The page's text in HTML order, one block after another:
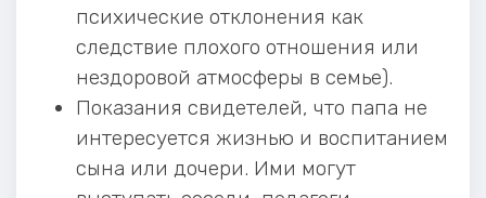
психические отклонения как
следствие плохого отношения или
нездоровой атмосферы в семье).
Показания свидетелей, что папа не
интересуется жизнью и воспитанием
сына или дочери. Ими могут